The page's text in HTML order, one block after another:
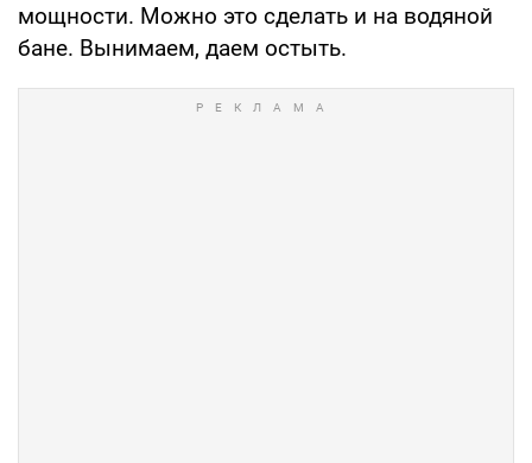
мощности. Можно это сделать и на водяной
бане. Вынимаем, даем остыть.